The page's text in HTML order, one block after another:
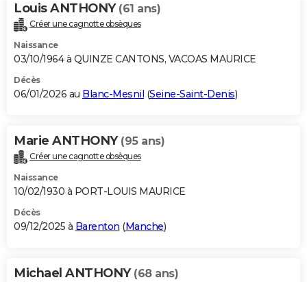
Louis ANTHONY (61 ans)
Créer une cagnotte obsèques
Naissance
03/10/1964 à QUINZE CANTONS, VACOAS MAURICE
Décès
06/01/2026 au Blanc-Mesnil (Seine-Saint-Denis)
Marie ANTHONY (95 ans)
Créer une cagnotte obsèques
Naissance
10/02/1930 à PORT-LOUIS MAURICE
Décès
09/12/2025 à Barenton (Manche)
Michael ANTHONY (68 ans)